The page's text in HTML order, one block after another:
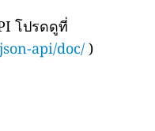
โปรดดูที่
api/doc/ )